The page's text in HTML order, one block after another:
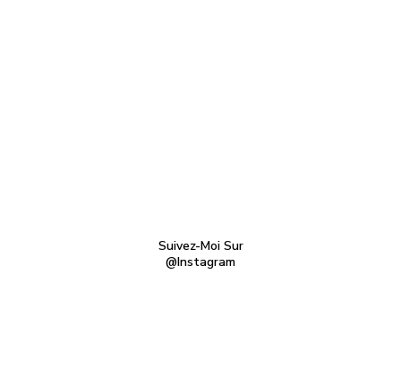
Suivez-Moi Sur
@Instagram